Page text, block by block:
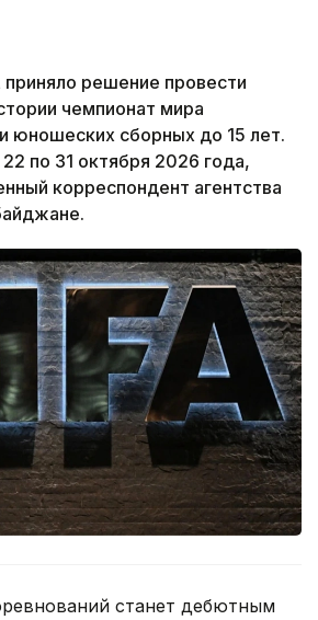
решение провести
чемпионат мира
юношеских сборных до 15 лет.
по 31 октября 2026 года,
корреспондент агентства
станет дебютным